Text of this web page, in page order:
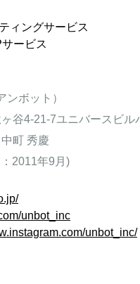
ィングサービス
ービス
ンボット）
谷4-21-7ユニバースビ
町 秀慶
2011年9月)
unbot_inc
unbot_inc/